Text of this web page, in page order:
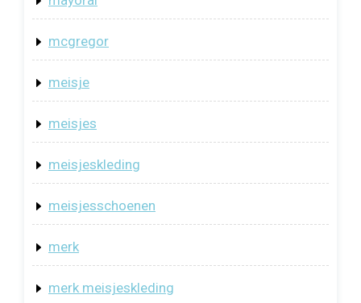
mcgregor
meisje
meisjes
meisjeskleding
meisjesschoenen
merk
merk meisjeskleding